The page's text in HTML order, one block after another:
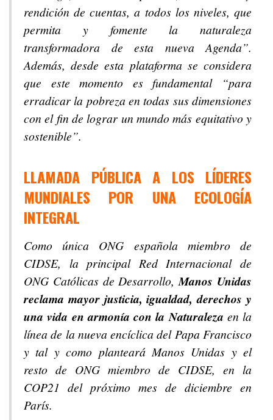
rendición de cuentas, a todos los niveles, que
permita y fomente la naturaleza
transformadora de esta nueva Agenda”.
Además, desde esta plataforma se considera
que este momento es fundamental “para
erradicar la pobreza en todas sus dimensiones
con el fin de lograr un mundo más equitativo y
sostenible”.
LLAMADA PÚBLICA A LOS LÍDERES
MUNDIALES POR UNA ECOLOGÍA
INTEGRAL
Como única ONG española miembro de
CIDSE, la principal Red Internacional de
ONG Católicas de Desarrollo,Manos Unidas
reclama mayor justicia, igualdad, derechos y
una vida en armonía con la Naturaleza en la
línea de la nueva encíclica del Papa Francisco
y tal y como planteará Manos Unidas y el
resto de ONG miembro de CIDSE, en la
COP21 del próximo mes de diciembre en
París.